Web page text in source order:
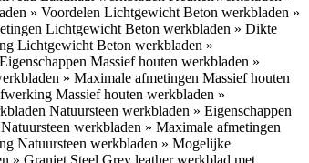
» Voordelen Lichtgewicht Beton werkbladen »
Lichtgewicht Beton werkbladen » Dikte
Lichtgewicht Beton werkbladen »
Massief houten werkbladen »
» Maximale afmetingen Massief houten
Massief houten werkbladen »
Natuursteen werkbladen » Eigenschappen
Natuursteen werkbladen » Maximale afmetingen
Natuursteen werkbladen » Mogelijke